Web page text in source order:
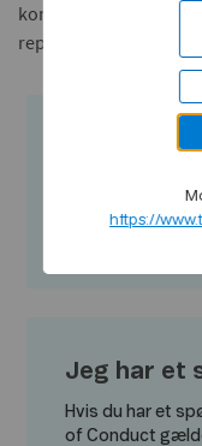
konsekvenserne.
repressalier mod
Jeg
Hvis du har en
om, brud på
Jeg har et
Hvis du har et
of Conduct
https://